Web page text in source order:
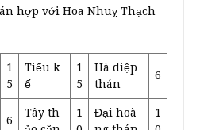
hợp với Hoa Nhuỵ Thạch
1
5
Tiểu k
ế
1
5
Hà diệp
thán
6
6
Tây th
1
Đại hoà
1